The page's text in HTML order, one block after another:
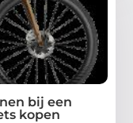
bij een
kopen